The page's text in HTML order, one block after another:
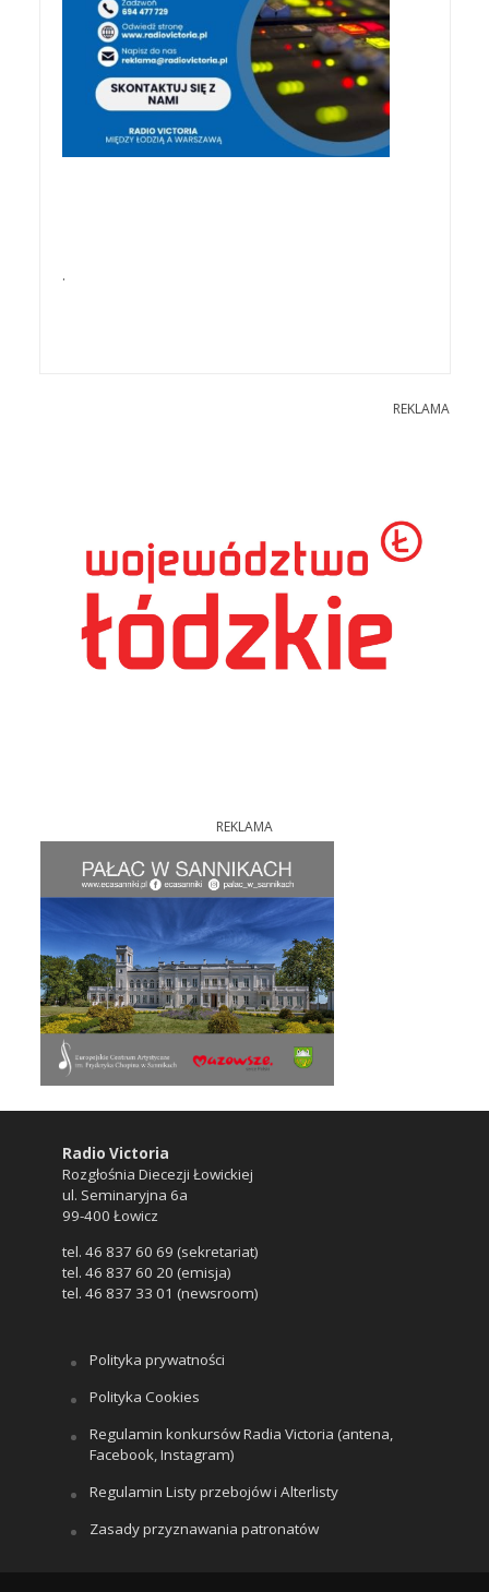
.
REKLAMA
REKLAMA
Radio Victoria
Rozgłośnia Diecezji Łowickiej
ul. Seminaryjna 6a
99-400 Łowicz
tel. 46 837 60 69 (sekretariat)
tel. 46 837 60 20 (emisja)
tel. 46 837 33 01 (newsroom)
Polityka prywatności
Polityka Cookies
Regulamin konkursów Radia Victoria (antena,
Facebook, Instagram)
Regulamin Listy przebojów i Alterlisty
Zasady przyznawania patronatów